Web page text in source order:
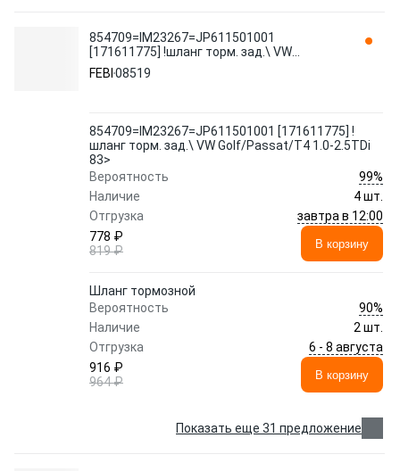
854709=IM23267=JP611501001
[171611775] !шланг торм. зад.\ VW
Golf/Passat/T4 1.0-2.5TDi 83> 08519 FEBI
FEBI 08519
854709=IM23267=JP611501001 [171611775] !
шланг торм. зад.\ VW Golf/Passat/T4 1.0-2.5TDi
83>
Вероятность
99%
Наличие
4 шт.
Отгрузка
завтра в 12:00
778 ₽
819 ₽
В корзину
Шланг тормозной
Вероятность
90%
Наличие
2 шт.
Отгрузка
6 - 8 августа
916 ₽
964 ₽
В корзину
Показать еще 31 предложение